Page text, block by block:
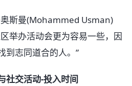
斯曼(Mohammed Usman)
举办活动会更为容易一些，因
到志同道合的人。”
社交活动-投入时间